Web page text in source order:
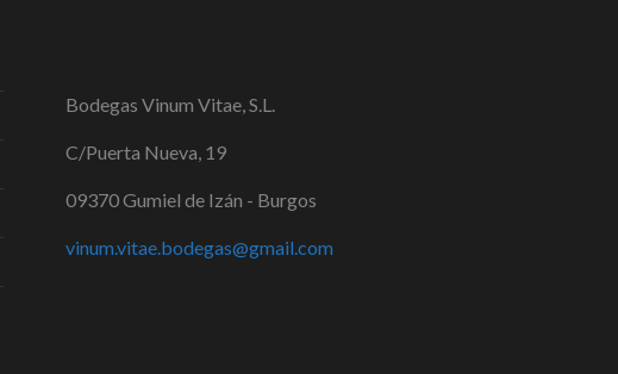
Bodegas Vinum Vitae, S.L.
C/Puerta Nueva, 19
09370 Gumiel de Izán - Burgos
vinum.vitae.bodegas@gmail.com